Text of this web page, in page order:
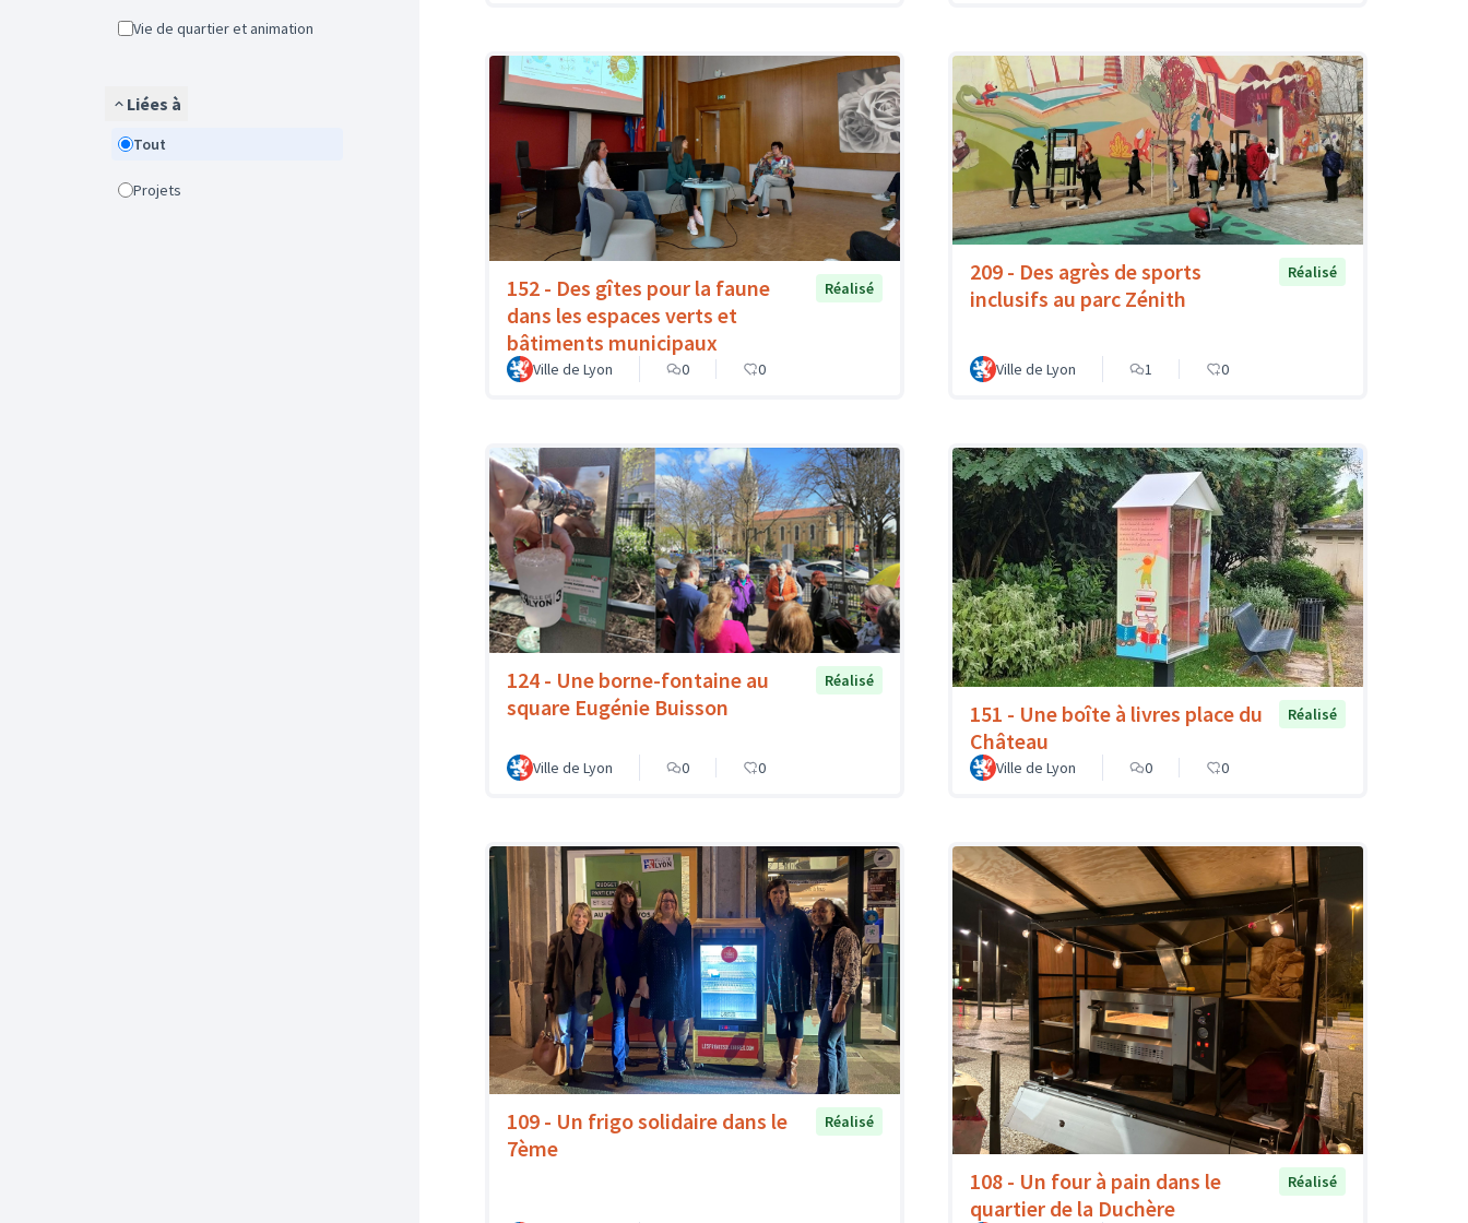
Vie de quartier et animation
Liées à
Tout
Projets
152 - Des gîtes pour la faune
dans les espaces verts et
bâtiments municipaux
Réalisé
Ville de Lyon 0 0
209 - Des agrès de sports
inclusifs au parc Zénith
Réalisé
Ville de Lyon 1 0
124 - Une borne-fontaine au
square Eugénie Buisson
Réalisé
Ville de Lyon 0 0
151 - Une boîte à livres place du
Château
Réalisé
Ville de Lyon 0 0
109 - Un frigo solidaire dans le
7ème
Réalisé
108 - Un four à pain dans le
quartier de la Duchère
Réalisé